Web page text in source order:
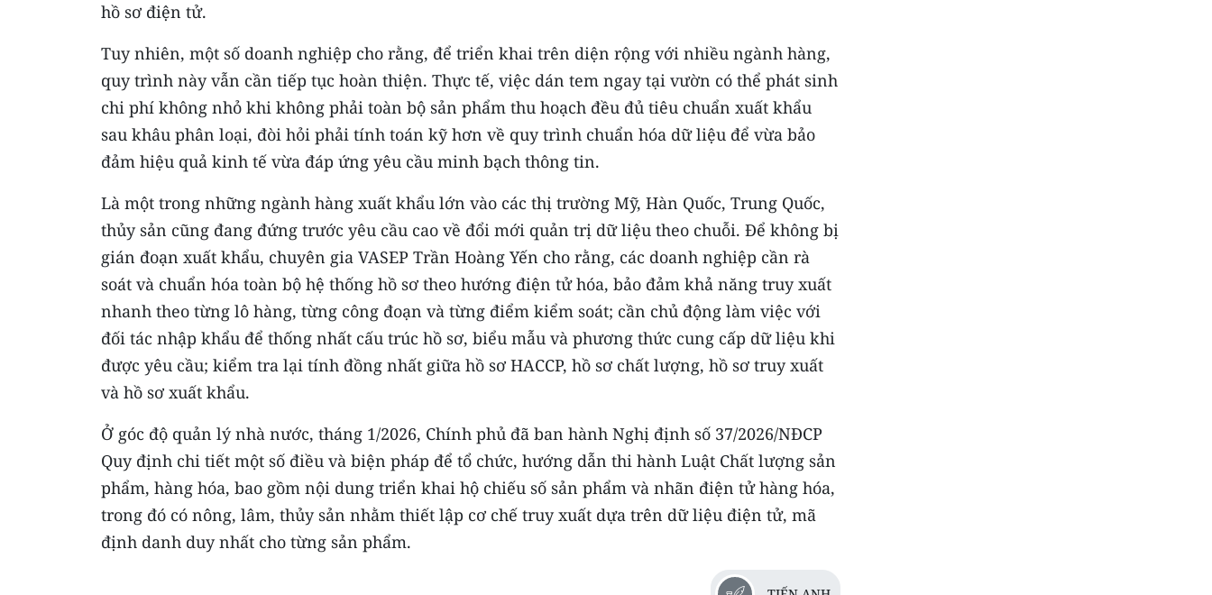
hồ sơ điện tử.
Tuy nhiên, một số doanh nghiệp cho rằng, để triển khai trên diện rộng với nhiều ngành hàng,
quy trình này vẫn cần tiếp tục hoàn thiện. Thực tế, việc dán tem ngay tại vườn có thể phát sinh
chi phí không nhỏ khi không phải toàn bộ sản phẩm thu hoạch đều đủ tiêu chuẩn xuất khẩu
sau khâu phân loại, đòi hỏi phải tính toán kỹ hơn về quy trình chuẩn hóa dữ liệu để vừa bảo
đảm hiệu quả kinh tế vừa đáp ứng yêu cầu minh bạch thông tin.
Là một trong những ngành hàng xuất khẩu lớn vào các thị trường Mỹ, Hàn Quốc, Trung Quốc,
thủy sản cũng đang đứng trước yêu cầu cao về đổi mới quản trị dữ liệu theo chuỗi. Để không bị
gián đoạn xuất khẩu, chuyên gia VASEP Trần Hoàng Yến cho rằng, các doanh nghiệp cần rà
soát và chuẩn hóa toàn bộ hệ thống hồ sơ theo hướng điện tử hóa, bảo đảm khả năng truy xuất
nhanh theo từng lô hàng, từng công đoạn và từng điểm kiểm soát; cần chủ động làm việc với
đối tác nhập khẩu để thống nhất cấu trúc hồ sơ, biểu mẫu và phương thức cung cấp dữ liệu khi
được yêu cầu; kiểm tra lại tính đồng nhất giữa hồ sơ HACCP, hồ sơ chất lượng, hồ sơ truy xuất
và hồ sơ xuất khẩu.
Ở góc độ quản lý nhà nước, tháng 1/2026, Chính phủ đã ban hành Nghị định số 37/2026/NĐCP
Quy định chi tiết một số điều và biện pháp để tổ chức, hướng dẫn thi hành Luật Chất lượng sản
phẩm, hàng hóa, bao gồm nội dung triển khai hộ chiếu số sản phẩm và nhãn điện tử hàng hóa,
trong đó có nông, lâm, thủy sản nhằm thiết lập cơ chế truy xuất dựa trên dữ liệu điện tử, mã
định danh duy nhất cho từng sản phẩm.